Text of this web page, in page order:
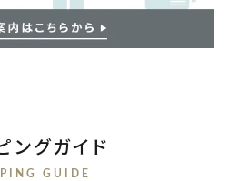
ングガイド
GUIDE